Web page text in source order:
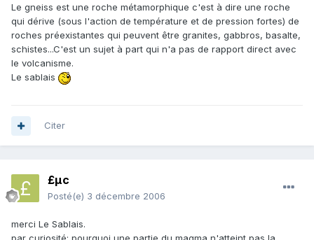
Le gneiss est une roche métamorphique c'est à dire une roche
qui dérive (sous l'action de température et de pression fortes) de
roches préexistantes qui peuvent être granites, gabbros, basalte,
schistes...C'est un sujet à part qui n'a pas de rapport direct avec
le volcanisme.
Le sablais
Citer
£µc
Posté(e) 3 décembre 2006
merci Le Sablais.